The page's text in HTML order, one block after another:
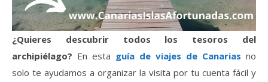
¿Quieres descubrir todos los tesoros del
archipiélago? En esta guía de viajes de Canarias no
solo te ayudamos a organizar la visita por tu cuenta fácil y